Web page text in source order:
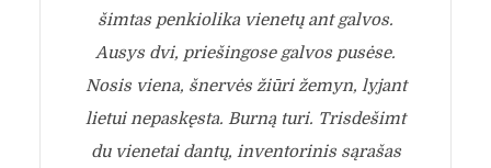
šimtas penkiolika vienetų ant galvos.
Ausys dvi, priešingose galvos pusėse.
Nosis viena, šnervės žiūri žemyn, lyjant
lietui nepaskęsta. Burną turi. Trisdešimt
du vienetai dantų, inventorinis sąrašas